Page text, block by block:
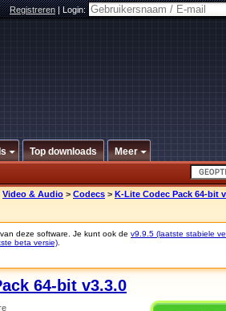
Registreren|Login:
Top downloads Meer
Video & Audio > Codecs > K-Lite Codec Pack 64-bit
deze software. Je kunt ook de v9.9.5 (laatste stabiele
beta versie)
64-bit v3.3.0